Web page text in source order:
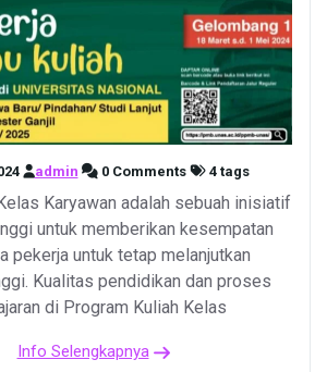
admin 0 Comments 4 tags
Karyawan adalah sebuah inisiatif
untuk memberikan kesempatan
pekerja untuk tetap melanjutkan
Kualitas pendidikan dan proses
di Program Kuliah Kelas
Info Selengkapnya